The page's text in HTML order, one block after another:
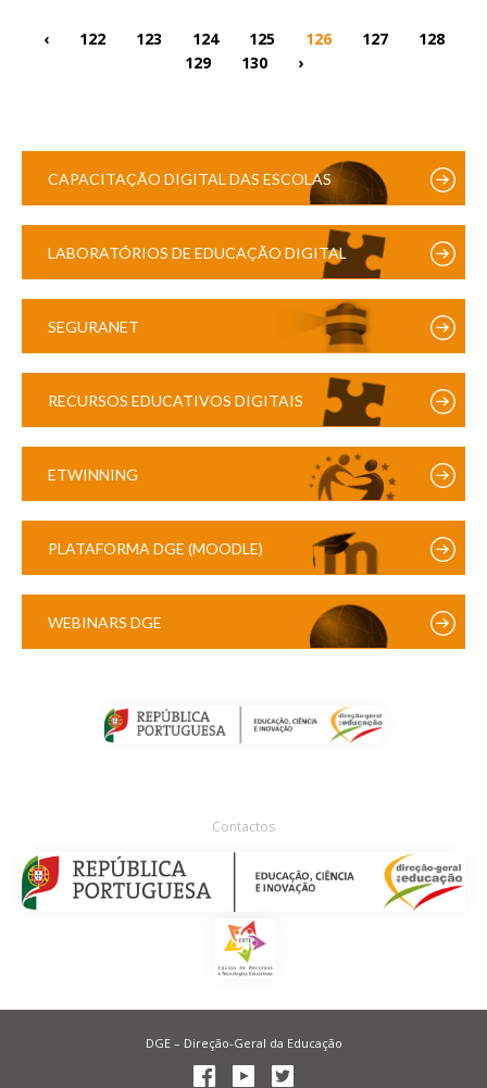
‹ 122 123 124 125 126 127
128
129
130 ›
CAPACITAÇÃO DIGITAL DAS ESCOLAS
LABORATÓRIOS DE EDUCAÇÃO DIGITAL
SEGURANET
RECURSOS EDUCATIVOS DIGITAIS
ETWINNING
PLATAFORMA DGE (MOODLE)
WEBINARS DGE
Contactos
DGE – Direção-Geral da Educação